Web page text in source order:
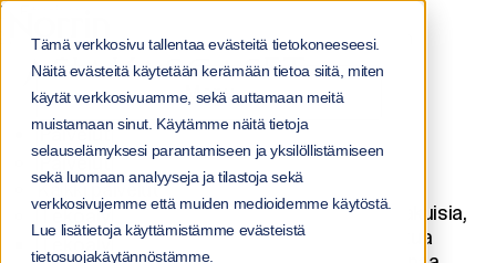
Tämä verkkosivu tallentaa evästeitä tietokoneeseesi.
Näitä evästeitä käytetään kerämään tietoa siitä, miten
käytät verkkosivuamme, sekä auttamaan meitä
muistamaan sinut. Käytämme näitä tietoja
selauselämyksesi parantamiseen ja yksilöllistämiseen
sekä luomaan analyyseja ja tilastoja sekä
verkkosivujemme että muiden medioidemme käytöstä.
Lue lisätietoja käyttämistämme evästeistä
tietosuojakäytännöstämme.
Menu
Palvelut
Palvelut
Kaikki palvelut
Tekoäly
Tekoäly
Asiakascaset: tekoäly, data ja integraatiot | Norrin
ASIAKASCASET:
TEKOÄLY, DATA JA
INTEGRAATIOT
Asiakkaamme ovat kaltaisiamme: kehityshakuisia,
tekoäly ensin ja valmiita haastamaan totuttua